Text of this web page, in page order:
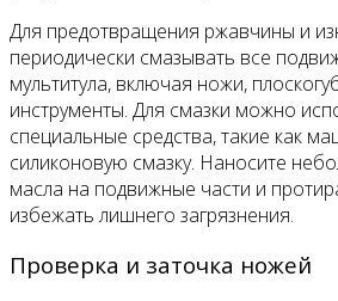
Для предотвращения ржавчины и
периодически смазывать все
мультитула, включая ножи,
инструменты. Для смазки можно
специальные средства, такие как
силиконовую смазку. Наносите
масла на подвижные части и
избежать лишнего загрязнения.
Проверка и заточка ножей